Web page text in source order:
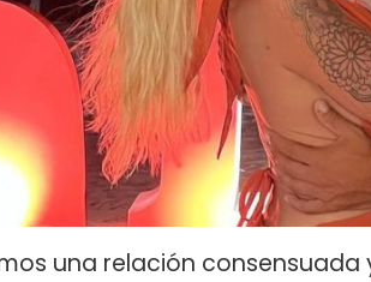
una relación